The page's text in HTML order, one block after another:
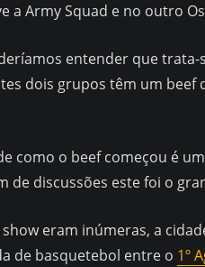
a Army Squad e no outro
entender que trata-
dois grupos têm um beef
como o beef começou é
de discussões este foi o
eram inúmeras, a
de basquetebol entre o 1º